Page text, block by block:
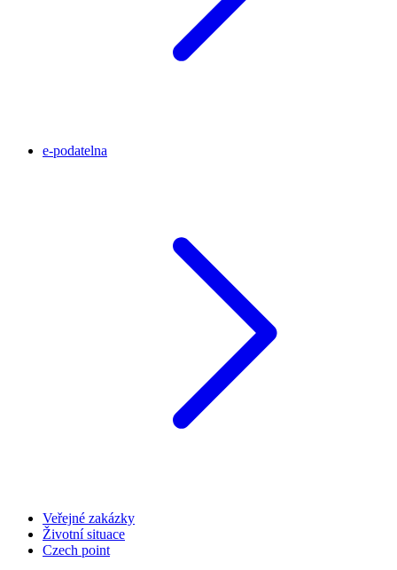
e-podatelna
Veřejné zakázky
Životní situace
Czech point